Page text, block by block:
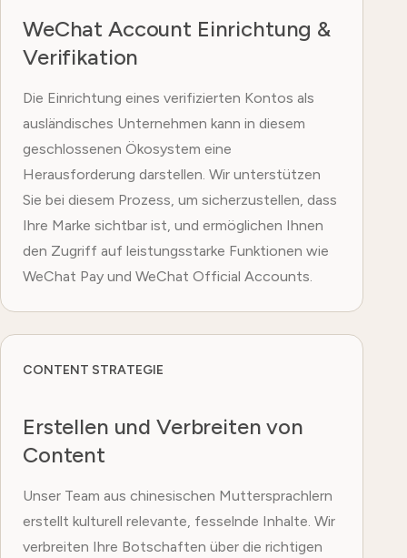
WeChat Account Einrichtung &
Verifikation
Die Einrichtung eines verifizierten Kontos als
ausländisches Unternehmen kann in diesem
geschlossenen Ökosystem eine
Herausforderung darstellen. Wir unterstützen
Sie bei diesem Prozess, um sicherzustellen, dass
Ihre Marke sichtbar ist, und ermöglichen Ihnen
den Zugriff auf leistungsstarke Funktionen wie
WeChat Pay und WeChat Official Accounts.
CONTENT STRATEGIE
Erstellen und Verbreiten von
Content
Unser Team aus chinesischen Muttersprachlern
erstellt kulturell relevante, fesselnde Inhalte. Wir
verbreiten Ihre Botschaften über die richtigen